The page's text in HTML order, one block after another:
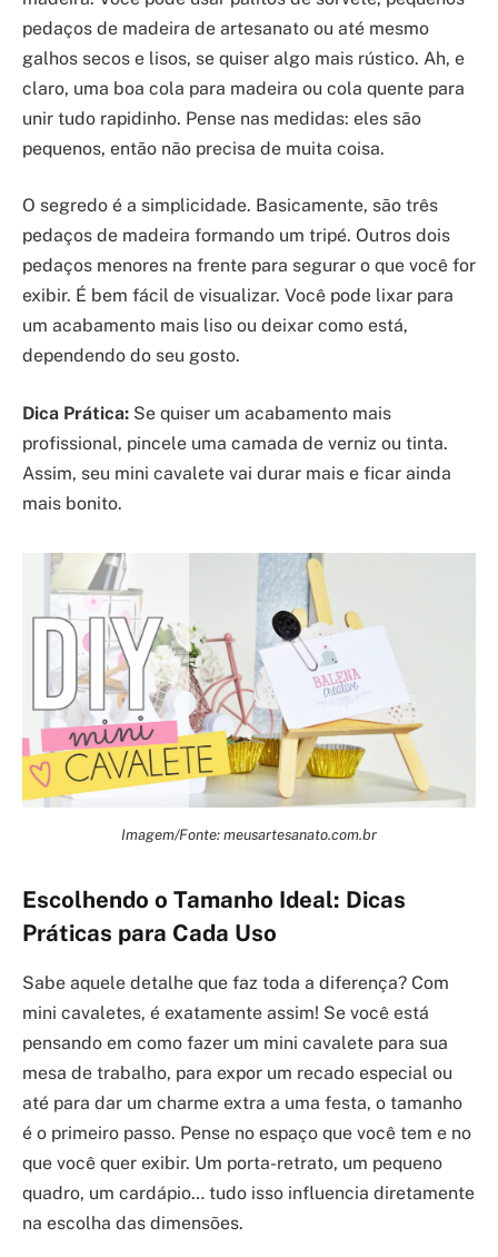
pedaços de madeira de artesanato ou até mesmo
galhos secos e lisos, se quiser algo mais rústico. Ah, e
claro, uma boa cola para madeira ou cola quente para
unir tudo rapidinho. Pense nas medidas: eles são
pequenos, então não precisa de muita coisa.
O segredo é a simplicidade. Basicamente, são três
pedaços de madeira formando um tripé. Outros dois
pedaços menores na frente para segurar o que você for
exibir. É bem fácil de visualizar. Você pode lixar para
um acabamento mais liso ou deixar como está,
dependendo do seu gosto.
Dica Prática: Se quiser um acabamento mais
profissional, pincele uma camada de verniz ou tinta.
Assim, seu mini cavalete vai durar mais e ficar ainda
mais bonito.
Imagem/Fonte: meusartesanato.com.br
Escolhendo o Tamanho Ideal: Dicas
Práticas para Cada Uso
Sabe aquele detalhe que faz toda a diferença? Com
mini cavaletes, é exatamente assim! Se você está
pensando em como fazer um mini cavalete para sua
mesa de trabalho, para expor um recado especial ou
até para dar um charme extra a uma festa, o tamanho
é o primeiro passo. Pense no espaço que você tem e no
que você quer exibir. Um porta-retrato, um pequeno
quadro, um cardápio… tudo isso influencia diretamente
na escolha das dimensões.